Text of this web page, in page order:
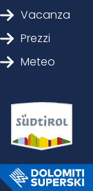
Vacanza
Prezzi
Meteo